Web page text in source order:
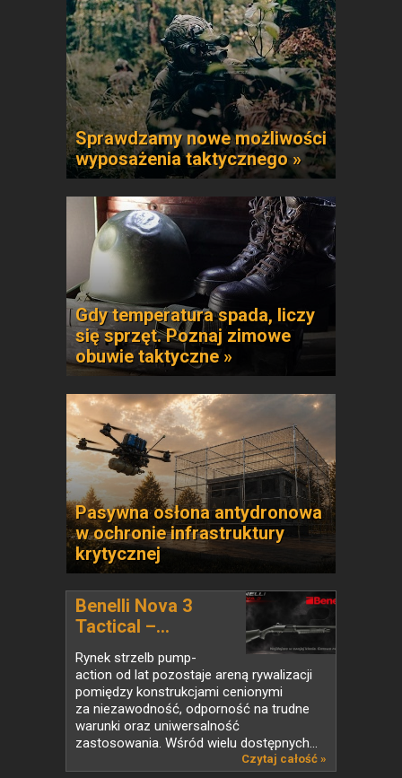
Sprawdzamy nowe możliwości
wyposażenia taktycznego »
Gdy temperatura spada, liczy
się sprzęt. Poznaj zimowe
obuwie taktyczne »
Pasywna osłona antydronowa
w ochronie infrastruktury
krytycznej
Benelli Nova 3
Tactical –...
Rynek strzelb pump-
action od lat pozostaje areną rywalizacji
pomiędzy konstrukcjami cenionymi
za niezawodność, odporność na trudne
warunki oraz uniwersalność
zastosowania. Wśród wielu dostępnych...
Czytaj całość »